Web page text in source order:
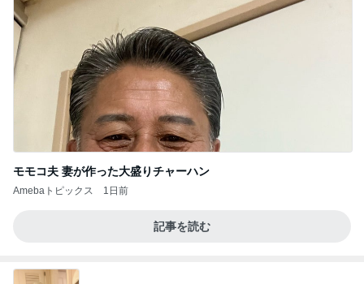
モモコ夫 妻が作った大盛りチャーハン
Amebaトピックス 1日前
記事を読む